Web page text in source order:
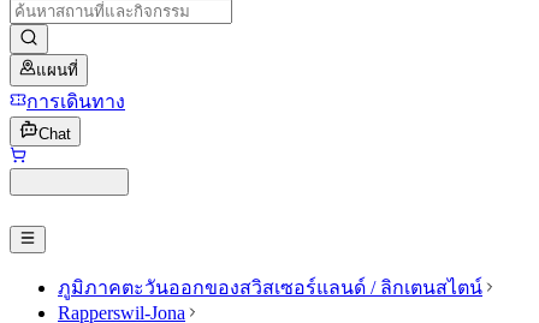
แผนที่
การเดินทาง
Chat
ภูมิภาคตะวันออกของสวิสเซอร์แลนด์ / ลิกเตนสไตน์
Rapperswil-Jona